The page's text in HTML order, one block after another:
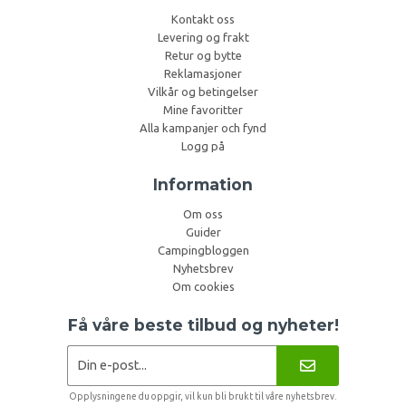
Kontakt oss
Levering og frakt
Retur og bytte
Reklamasjoner
Vilkår og betingelser
Mine favoritter
Alla kampanjer och fynd
Logg på
Information
Om oss
Guider
Campingbloggen
Nyhetsbrev
Om cookies
Få våre beste tilbud og nyheter!
Opplysningene du oppgir, vil kun bli brukt til våre nyhetsbrev.